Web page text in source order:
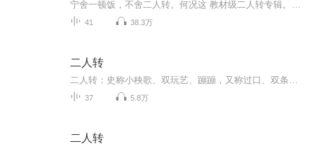
41 38.3万
二人转
37 5.8万
二人转